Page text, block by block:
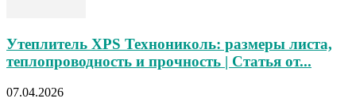
Утеплитель XPS Технониколь: размеры листа,
теплопроводность и прочность | Статья от...
07.04.2026